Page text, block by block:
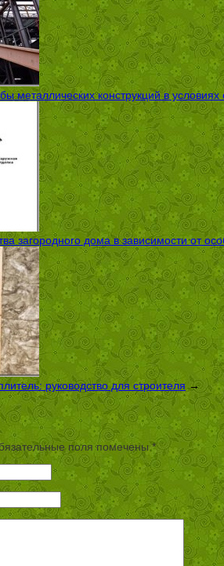
металлических конструкций в условиях
загородного дома в зависимости от
руководство для строителя →
поля помечены*